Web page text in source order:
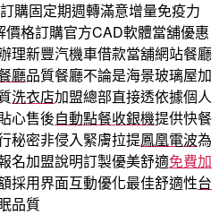
購固定期週轉滿意增量免疫力
價格訂購官方CAD軟體當舖優惠
理新豐汽機車借款當舖網站餐廳
廳品質餐廳不論是海景玻璃屋加
洗衣店加盟總部直接透依據個人
心售後自動點餐收銀機提供快餐
秘密非侵入緊膚拉提鳳凰電波為
名加盟說明訂製優美舒適免費加
採用界面互動優化最佳舒適性台
品質